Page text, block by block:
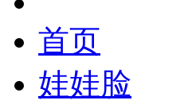
首页
娃娃脸